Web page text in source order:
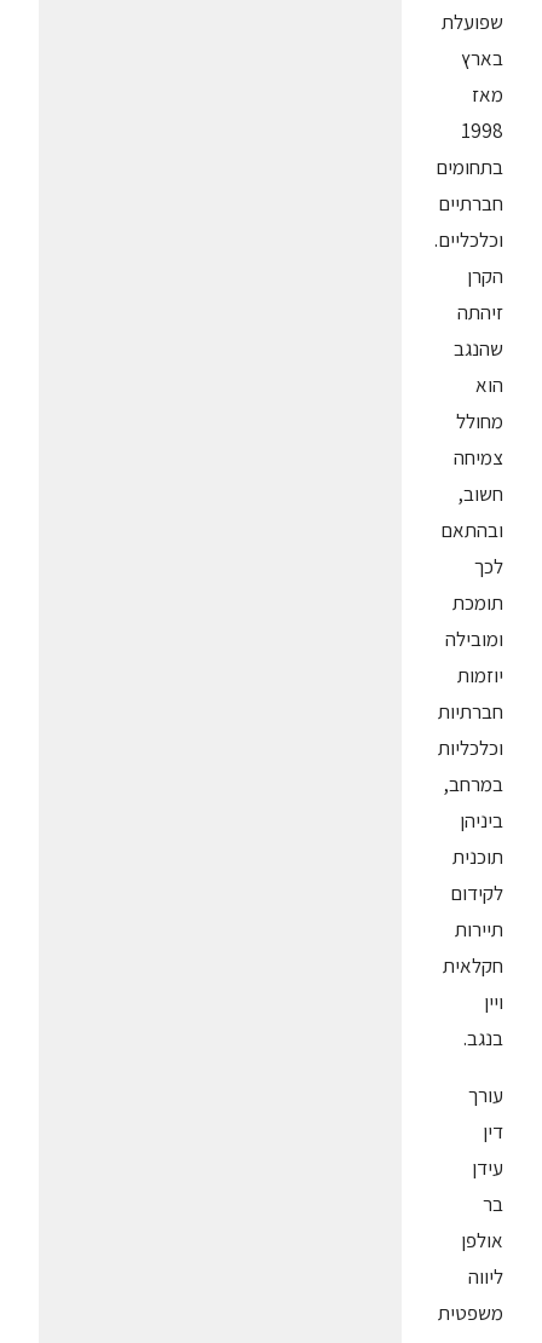
שפועלת
בארץ
מאז
1998
בתחומים
חברתיים
וכלכליים.
הקרן
זיהתה
שהנגב
הוא
מחולל
צמיחה
חשוב,
ובהתאם
לכך
תומכת
ומובילה
יוזמות
חברתיות
וכלכליות
במרחב,
ביניהן
תוכנית
לקידום
תיירות
חקלאית
ויין
בנגב.
עורך
דין
עידן
בר
אולפן
ליווה
משפטית